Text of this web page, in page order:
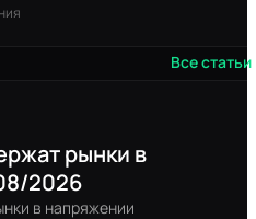
Все статьи
рынки в
2026
в напряжении